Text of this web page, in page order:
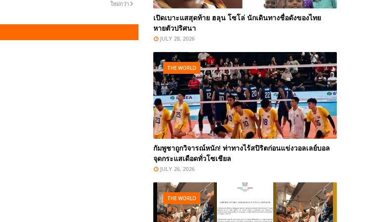
ใหม่กว่า
เปิดเบาะแสสุดท้าย ฮลุน โซโล่ นักเดินทางชื่อดังของไทย
หายตัวปริศนา
JULY 28, 2026
THE WORLD
กัมพูชาถูกวิจารณ์หนัก! ท่าทางไร้สปิริตก่อนแข่งวอลเลย์บอล
จุดกระแสเดือดทั่วโซเชียล
JULY 26, 2026
THE WORLD